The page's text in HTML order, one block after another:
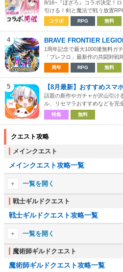
8/16~『ぼざろ』コラボ決定！
引ける！剣と魔法で戦う放置
コラボ RPG 無料
4 BRAVE FRONTIER
1周年記念で最大1000連無料ガ
「ブレフロ」最新作の共闘対戦
周年 RPG 無料
5 【8月最新】おすすめスマ
話題の新作やガチャが沢山引け
ル、リセマラおすすめなどを完
特集 無料
クエスト攻略
メインクエスト
メインクエスト攻略一覧
一覧を開く
チュートリアル
アミュレットを届けよ
帝位継承者の捜索
クヴァッチを守れ
ウェイノン修道院
戦士ギルドクエスト
戦士ギルドクエスト攻略一覧
一覧を開く
戦士ギルドに入る
悩みの種はネズミ
魔術師ギルドクエスト
魔術師ギルドクエスト攻略一覧